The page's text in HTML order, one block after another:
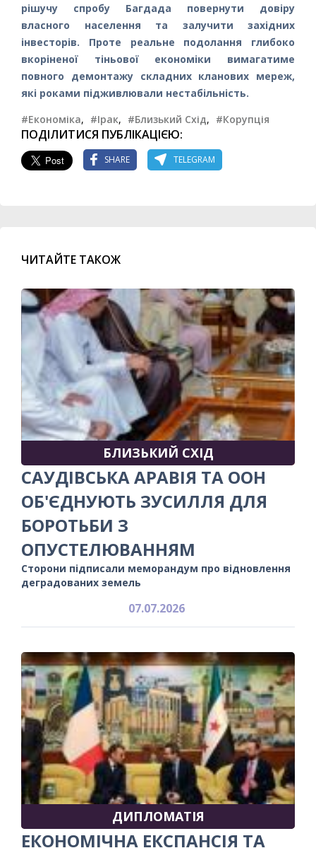
рішучу спробу Багдада повернути довіру
власного населення та залучити західних
інвесторів. Проте реальне подолання глибоко
вкоріненої тіньової економіки вимагатиме
повного демонтажу складних кланових мереж,
які роками підживлювали нестабільність.
#Економіка, #Ірак, #Близький Схід, #Корупція
ПОДІЛИТИСЯ ПУБЛІКАЦІЄЮ:
SHARE TELEGRAM
ЧИТАЙТЕ ТАКОЖ
БЛИЗЬКИЙ СХІД
САУДІВСЬКА АРАВІЯ ТА ООН
ОБ'ЄДНУЮТЬ ЗУСИЛЛЯ ДЛЯ
БОРОТЬБИ З
ОПУСТЕЛЮВАННЯМ
Сторони підписали меморандум про відновлення
деградованих земель
07.07.2026
ДИПЛОМАТІЯ
ЕКОНОМІЧНА ЕКСПАНСІЯ ТА